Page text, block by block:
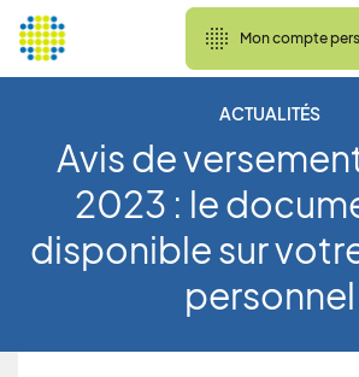
Mon compte
ACTUALITÉS
Avis de
2023 : le
disponible sur
personnel